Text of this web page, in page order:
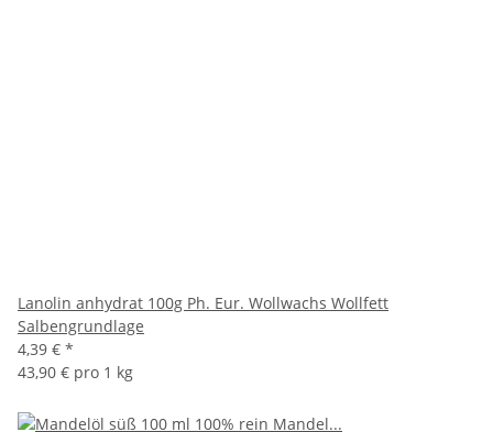
Lanolin anhydrat 100g Ph. Eur. Wollwachs Wollfett
Salbengrundlage
4,39 € *
43,90 € pro 1 kg